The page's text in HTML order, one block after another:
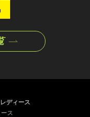
ディース
ス